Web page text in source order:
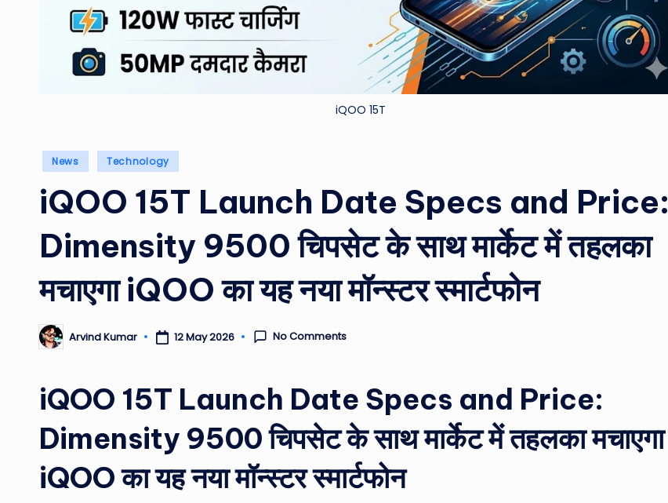
&
M
o
N
e
w
s
u
d
iQOO 15T
Posted
News Technology
iQOO 15T Launch Date Specs and Price:
Dimensity 9500 चिपसेट के साथ मार्केट में तहलका
मचाएगा iQOO का यह नया मॉन्स्टर स्मार्टफोन
Posted
by
Arvind Kumar 12 May 2026 No Comments
iQOO 15T Launch Date Specs and Price:
Dimensity 9500 चिपसेट के साथ मार्केट में तहलका मचाएगा
iQOO का यह नया मॉन्स्टर स्मार्टफोन